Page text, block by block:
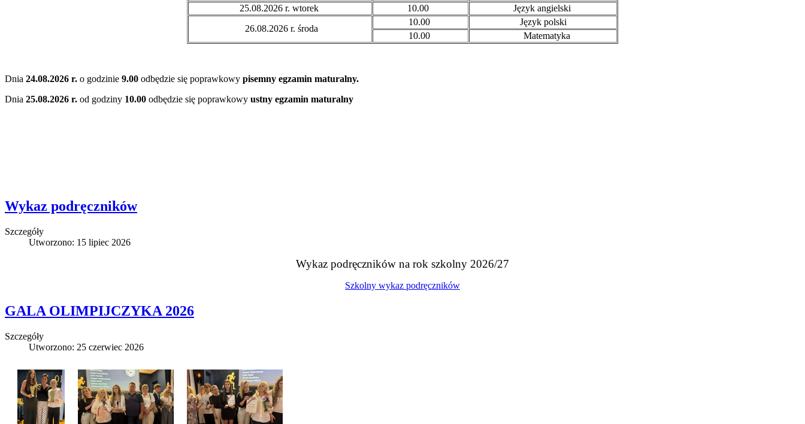
25.08.2026 r. wtorek
10.00
Język angielski
26.08.2026 r. środa
10.00
Język polski
10.00
Matematyka
Dnia 24.08.2026 r. o godzinie 9.00 odbędzie się poprawkowy pisemny egzamin maturalny.
Dnia 25.08.2026 r. od godziny 10.00 odbędzie się poprawkowy ustny egzamin maturalny
Wykaz podręczników
Szczegóły
Utworzono: 15 lipiec 2026
Wykaz podręczników na rok szkolny 2026/27
Szkolny wykaz podręczników
GALA OLIMPIJCZYKA 2026
Szczegóły
Utworzono: 25 czerwiec 2026